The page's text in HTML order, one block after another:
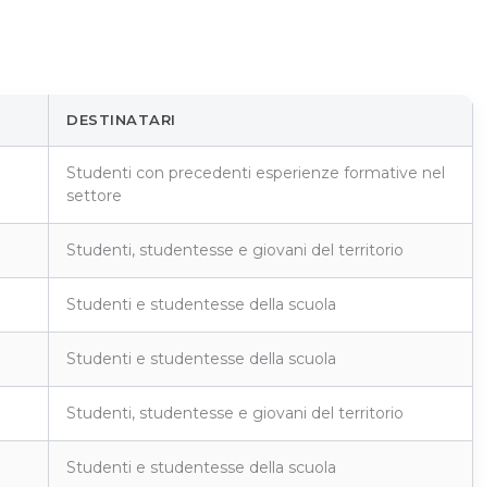
DESTINATARI
Studenti con precedenti esperienze formative nel
settore
Studenti, studentesse e giovani del territorio
Studenti e studentesse della scuola
Studenti e studentesse della scuola
Studenti, studentesse e giovani del territorio
Studenti e studentesse della scuola